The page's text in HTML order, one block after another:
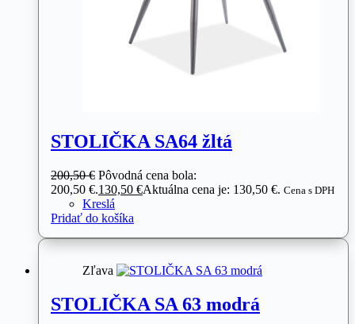
STOLIČKA SA64 žltá
200,50€ Pôvodná cena bola:
200,50 €.130,50 €Aktuálna cena je: 130,50 €. Cena s DPH
Kreslá
Pridať do košíka
Zľava
STOLIČKA SA 63 modrá